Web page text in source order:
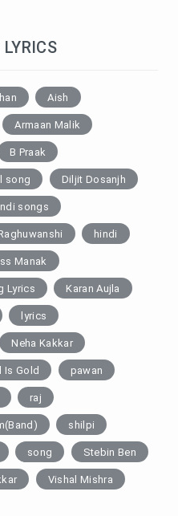
Aish
Armaan Malik
B Praak
song Diljit Dosanjh
songs
hindi
Manak
Lyrics Karan Aujla
lyrics
Neha Kakkar
Is Gold pawan
raj
shilpi
song Stebin Ben
Vishal Mishra